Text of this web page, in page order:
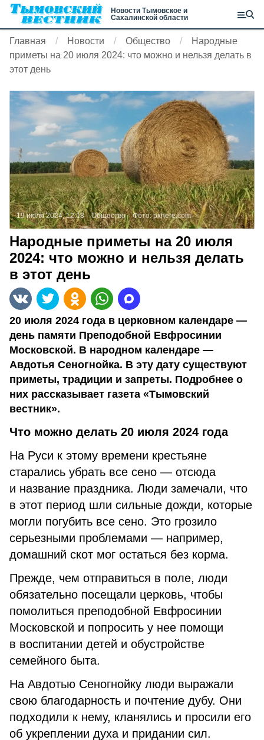
Новости Тымовское и
Сахалинской области
Главная Новости Общество
Народные
приметы на 20 июля 2024: что можно и нельзя делать в
этот день
19 июля 2024, 12:18 Общество Фото:pxhere.com
Народные приметы на 20 июля
2024: что можно и нельзя делать
в этот день
20 июля 2024 года в церковном календаре —
день памяти Преподобной Евфросинии
Московской. В народном календаре —
Авдотья Сеногнойка. В эту дату существуют
приметы, традиции и запреты. Подробнее о
них рассказывает газета «Тымовский
вестник».
Что можно делать 20 июля 2024 года
На Руси к этому времени крестьяне
старались убрать все сено — отсюда
и название праздника. Люди замечали, что
в этот период шли сильные дожди, которые
могли погубить все сено. Это грозило
серьезными проблемами — например,
домашний скот мог остаться без корма.
Прежде, чем отправиться в поле, люди
обязательно посещали церковь, чтобы
помолиться преподобной Евфросинии
Московской и попросить у нее помощи
в воспитании детей и обустройстве
семейного быта.
На Авдотью Сеногнойку люди выражали
свою благодарность и почтение дубу. Они
подходили к нему, кланялись и просили его
об укреплении духа и придании сил.